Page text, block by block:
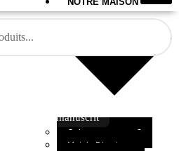
Qui sommes-nous?
Mot du Directeur
Soumettre un manuscrit